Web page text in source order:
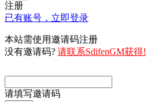
注册
已有账号，立即登录
本站需使用邀请码注册
没有邀请码? 请联系SdifenGM获得!
请填写邀请码